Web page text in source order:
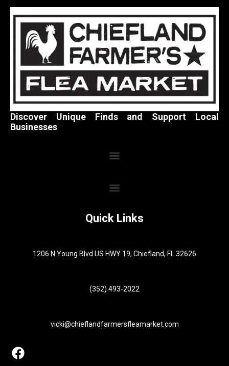
Discover Unique Finds and Support Local
Businesses
Quick Links
1206 N Young Blvd US HWY 19, Chiefland, FL 32626
(352) 493-2022
vicki@chieflandfarmersfleamarket.com